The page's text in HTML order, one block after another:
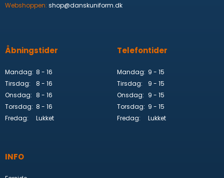
Webshoppen: shop@danskuniform.dk
Åbningstider
Mandag: 8 - 16
Tirsdag:
8 - 16
Onsdag: 8 - 16
Torsdag: 8 - 16
Fredag:
Lukket
Telefontider
Mandag: 9 - 15
Tirsdag:
9 - 15
Onsdag: 9 - 15
Torsdag: 9 - 15
Fredag:
Lukket
INFO